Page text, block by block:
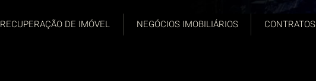
RECUPERAÇÃO DE IMÓVEL NEGÓCIOS IMOBILIÁRIOS CONTRATOS